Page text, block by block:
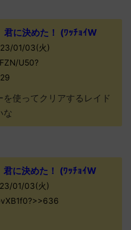
君に決めた！ (ﾜｯﾁｮｲW
01/03(火)
U50?
を使ってクリアするレイド
な
君に決めた！ (ﾜｯﾁｮｲW
01/03(火)